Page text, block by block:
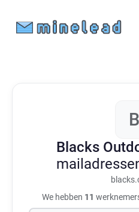
B
Blacks
We hebben 11